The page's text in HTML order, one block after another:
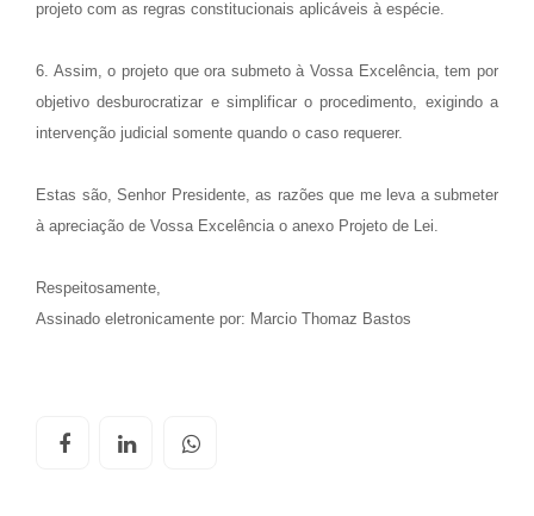
projeto com as regras constitucionais aplicáveis à espécie.
6. Assim, o projeto que ora submeto à Vossa Excelência, tem por
objetivo desburocratizar e simplificar o procedimento, exigindo a
intervenção judicial somente quando o caso requerer.
Estas são, Senhor Presidente, as razões que me leva a submeter
à apreciação de Vossa Excelência o anexo Projeto de Lei.
Respeitosamente,
Assinado eletronicamente por: Marcio Thomaz Bastos